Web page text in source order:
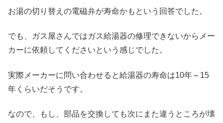
お湯の切り替えの電磁弁が寿命かもという回答でした。
でも、ガス屋さんではガス給湯器の修理できないからメー
カーに依頼してくださいという感じでした。
実際メーカーに問い合わせると給湯器の寿命は10年～15
年くらいだそうです。
なので、もし、部品を交換しても次にまた違うところが壊